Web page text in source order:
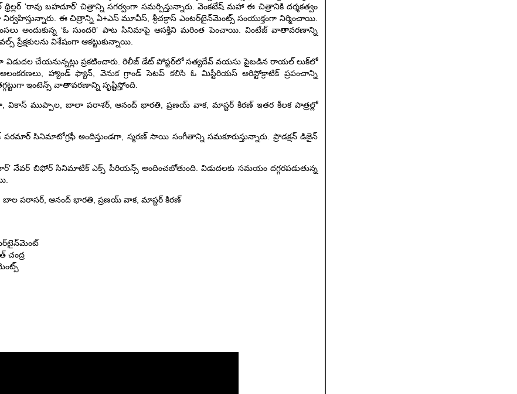
'రావు బహదూర్' చిత్రాన్ని సగర్వంగా సమర్పిస్తున్నారు. వెంకటేష్ మహా ఈ చిత్రానికి దర్శకత్వం
ఈ చిత్రాన్ని ఏ+ఎస్ మూవీస్, శ్రీచక్రాస్ ఎంటర్‌టైన్‌మెంట్స్ సంయుక్తంగా నిర్మించాయి.
అందుకున్న ‘ఓ సుందరి’ పాట సినిమాపై ఆసక్తిని మరింత పెంచాయి. వింటేజ్ వాతావరణాన్ని
విశేషంగా ఆకట్టుకున్నాయి.
విడుదల చేయనున్నట్లు ప్రకటించారు. రిలీజ్ డేట్ పోస్టర్‌లో సత్యదేవ్ వయసు పైబడిన రాయల్ లుక్‌లో
హ్యాండ్ ఫ్యాన్, వెనుక గ్రాండ్ సెటప్ కలిసి ఓ మిస్టీరియస్ అరిస్టోక్రాటిక్ ప్రపంచాన్ని
ఇంటెన్స్ వాతావరణాన్ని సృష్టిస్తోంది.
ముప్పాల, బాలా పరాశర్, ఆనంద్ భారతి, ప్రణయ్ వాక, మాస్టర్ కిరణ్ ఇతర కీలక పాత్రల్లో
పరమార్ సినిమాటోగ్రఫీ అందిస్తుండగా, స్మరణ్ సాయి సంగీతాన్ని సమకూరుస్తున్నారు. ప్రొడక్షన్ డిజైన్
నేవర్ బిఫోర్ సినిమాటిక్ ఎక్స్ పీరియన్స్ అందించబోతుంది. విడుదలకు సమయం దగ్గరపడుతున్న
పరాసర్, ఆనంద్ భారతి, ప్రణయ్ వాక, మాస్టర్ కిరణ్
చంద్ర